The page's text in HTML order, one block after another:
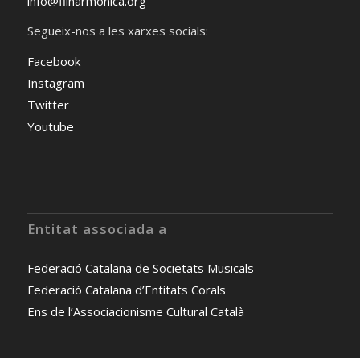
Segueix-nos a les xarxes socials:
Facebook
Instagram
Twitter
Youtube
Entitat associada a
Federació Catalana de Societats Musicals
Federació Catalana d’Entitats Corals
Ens de l’Associacionisme Cultural Català